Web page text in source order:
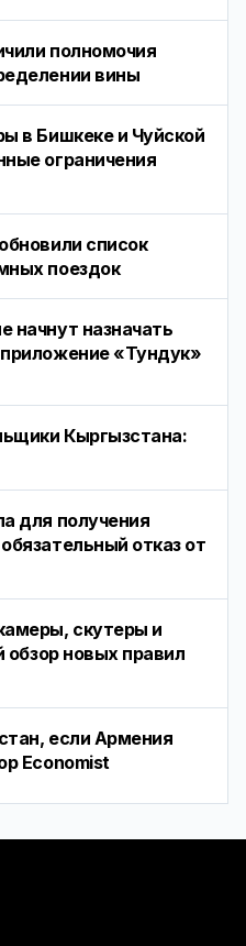
полномочия
вины
в Бишкеке и Чуйской
ограничения
список
поездок
начнут назначать
«Тундук»
Кыргызстана:
для получения
отказ от
скутеры и
обзор новых правил
если Армения
Economist